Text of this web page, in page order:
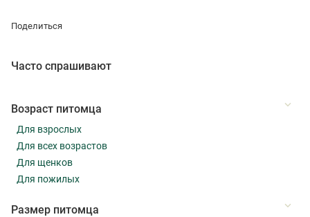
Поделиться
Часто спрашивают
Возраст питомца
Для взрослых
Для всех возрастов
Для щенков
Для пожилых
Размер питомца